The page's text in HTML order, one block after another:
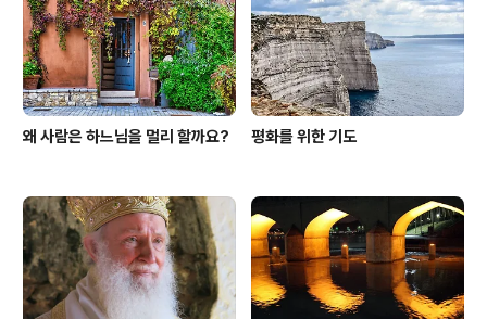
왜 사람은 하느님을 멀리 할까요? 평화를 위한 기도